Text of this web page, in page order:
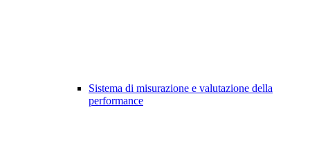
Sistema di misurazione e valutazione della
performance